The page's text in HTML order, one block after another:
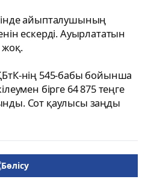
айыпталушының
ескерді. Ауырлататын
нің 545-бабы бойынша
бірге 64 875 теңге
Сот қаулысы заңды
Бөлісу